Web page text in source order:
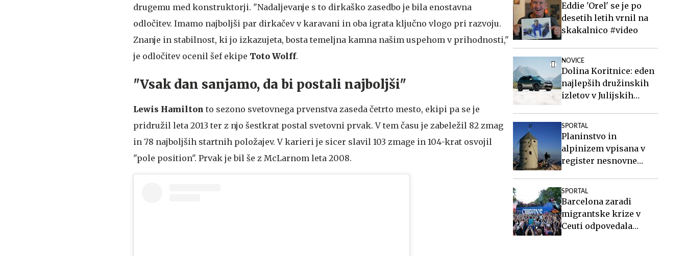
drugemu med konstruktorji. "Nadaljevanje s to dirkaško zasedbo je bila enostavna
odločitev. Imamo najboljši par dirkačev v karavani in oba igrata ključno vlogo pri razvoju.
Znanje in stabilnost, ki jo izkazujeta, bosta temeljna kamna našim uspehom v prihodnosti,"
je odločitev ocenil šef ekipe Toto Wolff.
"Vsak dan sanjamo, da bi postali najboljši"
Lewis Hamilton to sezono svetovnega prvenstva zaseda četrto mesto, ekipi pa se je
pridružil leta 2013 ter z njo šestkrat postal svetovni prvak. V tem času je zabeležil 82 zmag
in 78 najboljših startnih položajev. V karieri je sicer slavil 103 zmage in 104-krat osvojil
"pole position". Prvak je bil še z McLarnom leta 2008.
Eddie 'Orel' se je po
desetih letih vrnil na
skakalnico #video
NOVICE
Dolina Koritnice: eden
najlepših družinskih
izletov v Julijskih
SPORTAL
Planinstvo in
alpinizem vpisana v
register nesnovne
SPORTAL
Barcelona zaradi
migrantske krize v
Ceuti odpovedala